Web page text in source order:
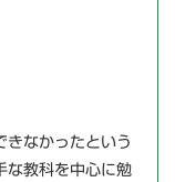
きなかったという
な教科を中心に勉